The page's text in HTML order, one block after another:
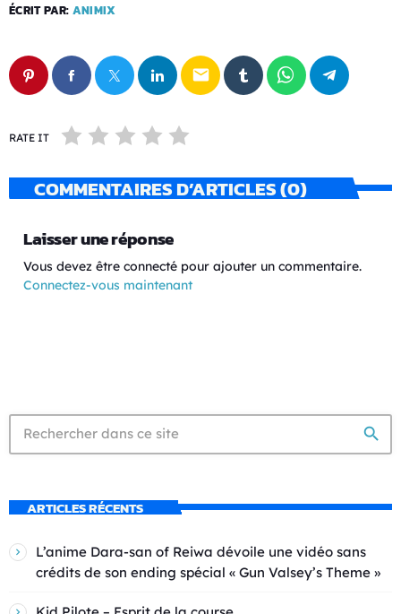
ÉCRIT PAR: ANIMIX
email
RATE IT
COMMENTAIRES D’ARTICLES (0)
Laisser une réponse
Vous devez être connecté pour ajouter un commentaire.
Connectez-vous maintenant
search
ARTICLES RÉCENTS
L’anime Dara-san of Reiwa dévoile une vidéo sans
crédits de son ending spécial « Gun Valsey’s Theme »